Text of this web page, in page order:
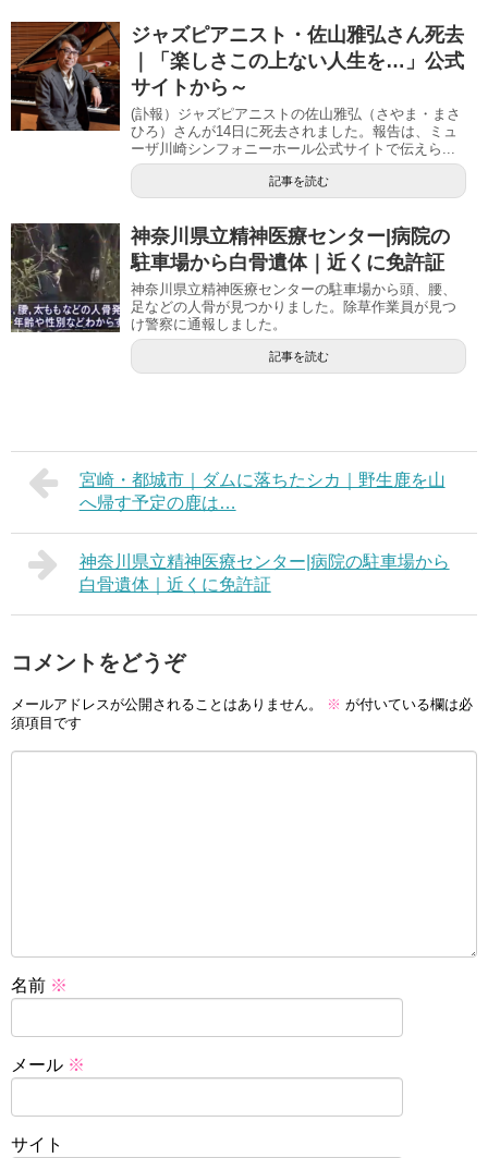
ジャズピアニスト・佐山雅弘さん死去
｜「楽しさこの上ない人生を…」公式
サイトから～
(訃報）ジャズピアニストの佐山雅弘（さやま・まさ
ひろ）さんが14日に死去されました。報告は、ミュ
ーザ川崎シンフォニーホール公式サイトで伝えら...
記事を読む
神奈川県立精神医療センター|病院の
駐車場から白骨遺体｜近くに免許証
神奈川県立精神医療センターの駐車場から頭、腰、
足などの人骨が見つかりました。除草作業員が見つ
け警察に通報しました。
記事を読む
宮崎・都城市｜ダムに落ちたシカ｜野生鹿を山
へ帰す予定の鹿は…
神奈川県立精神医療センター|病院の駐車場から
白骨遺体｜近くに免許証
コメントをどうぞ
メールアドレスが公開されることはありません。 ※ が付いている欄は必
須項目です
名前 ※
メール ※
サイト